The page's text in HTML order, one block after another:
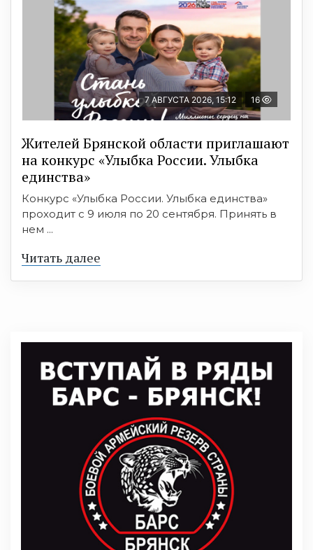
7 АВГУСТА 2026, 15:12 16
Жителей Брянской области приглашают
на конкурс «Улыбка России. Улыбка
единства»
Конкурс «Улыбка России. Улыбка единства»
проходит с 9 июля по 20 сентября. Принять в
нем ...
Читать далее